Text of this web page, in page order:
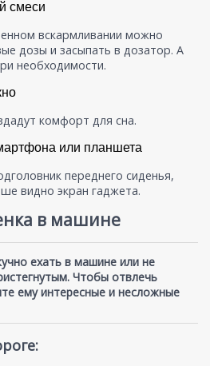
смеси
вскармливании можно
дозы и засыпать в дозатор. А
необходимости.
комфорт для сна.
или планшета
переднего сиденья,
видно экран гаджета.
в машине
ехать в машине или не
Чтобы отвлечь
ему интересные и несложные